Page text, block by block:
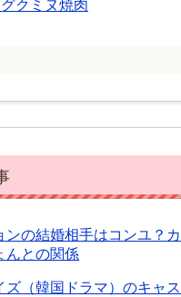
クミヌ焼肉
ンの結婚相手はコンユ？
んとの関係
ズ（韓国ドラマ）のキャ